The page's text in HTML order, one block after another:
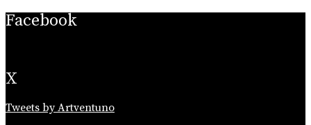
Facebook
X
Tweets by Artventuno